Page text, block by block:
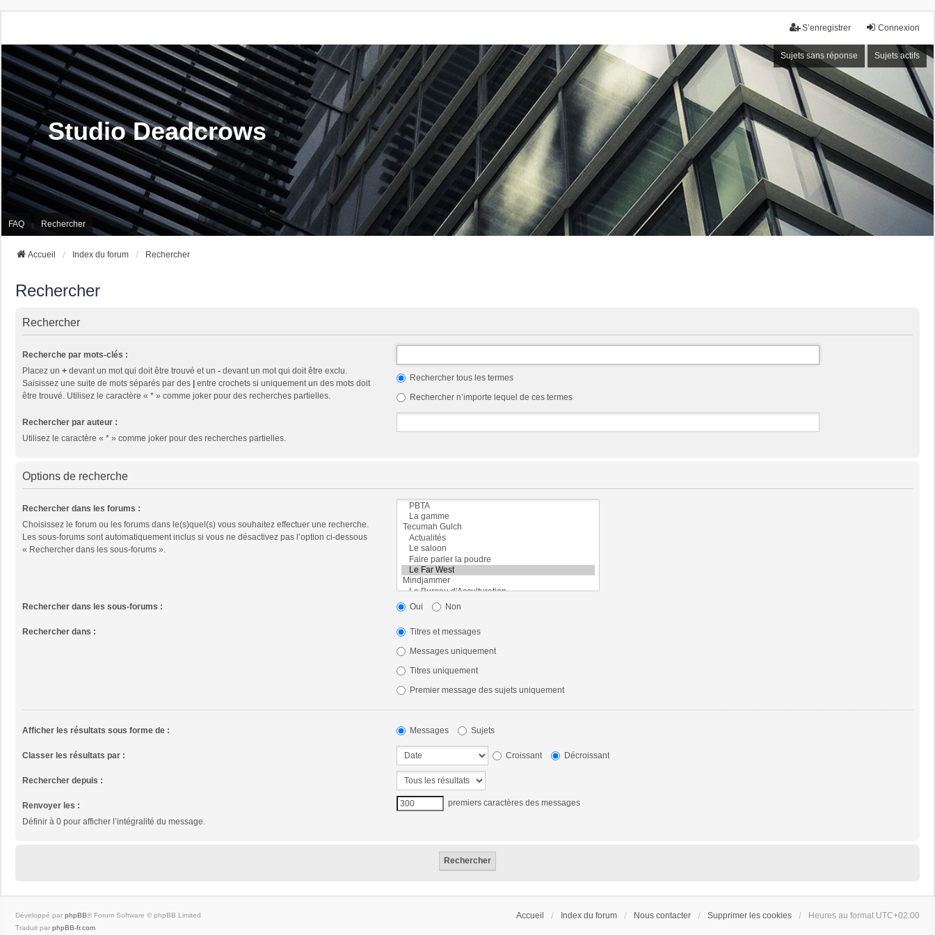
Connexion
S’enregistrer
Sujets sans réponse Sujets actifs
Studio Deadcrows
FAQ Rechercher
Accueil Index du forum Rechercher
Rechercher
Rechercher
Recherche par mots-clés :
Placez un + devant un mot qui doit être trouvé et un - devant un mot qui doit être exclu.
Saisissez une suite de mots séparés par des | entre crochets si uniquement un des mots doit
être trouvé. Utilisez le caractère « * » comme joker pour des recherches partielles.
Rechercher tous les termes
Rechercher n’importe lequel de ces termes
Rechercher par auteur :
Utilisez le caractère « * » comme joker pour des recherches partielles.
Options de recherche
Rechercher dans les forums :
Choisissez le forum ou les forums dans le(s)quel(s) vous souhaitez effectuer une recherche.
Les sous-forums sont automatiquement inclus si vous ne désactivez pas l’option ci-dessous
« Rechercher dans les sous-forums ».
Rechercher dans les sous-forums : Oui Non
Rechercher dans :
Titres et messages
Messages uniquement
Titres uniquement
Premier message des sujets uniquement
Afficher les résultats sous forme de : Messages Sujets
Classer les résultats par : Croissant Décroissant
Rechercher depuis :
Renvoyer les :
Définir à 0 pour afficher l’intégralité du message.
premiers caractères des messages
Accueil Index du forum Nous contacter Supprimer les cookies Heures au format UTC+02:00
Développé par phpBB® Forum Software © phpBB Limited
Traduit par phpBB-fr.com